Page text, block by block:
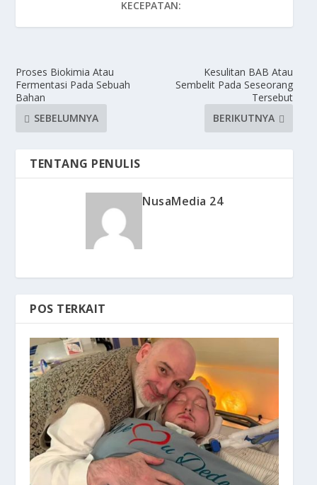
KECEPATAN:
Proses Biokimia Atau
Fermentasi Pada Sebuah
Bahan
SEBELUMNYA
Kesulitan BAB Atau
Sembelit Pada Seseorang
Tersebut
BERIKUTNYA
TENTANG PENULIS
NusaMedia 24
POS TERKAIT